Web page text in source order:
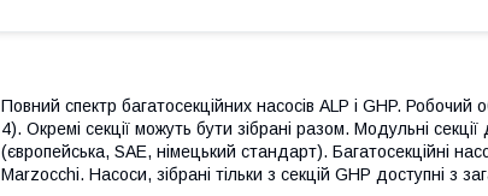
Повний спектр багатосекційних насосів ALP і GHP.
4). Окремі секції можуть бути зібрані разом. Модульні
(європейська, SAE, німецький стандарт). Багатосекційні
Marzocchi. Насоси, зібрані тільки з секцій GHP доступні з